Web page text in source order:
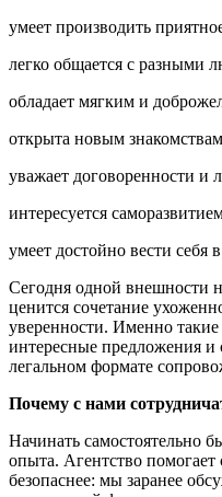
умеет производить
легко общается с разными
обладает мягким и
открыта новым
уважает договоренности и
интересуется
умеет достойно вести себя
Сегодня одной внешности
ценится сочетание
уверенности. Именно
интересные предложения и
легальном формате
Почему с нами
Начинать самостоятельно
опыта. Агентство
безопаснее: мы заранее